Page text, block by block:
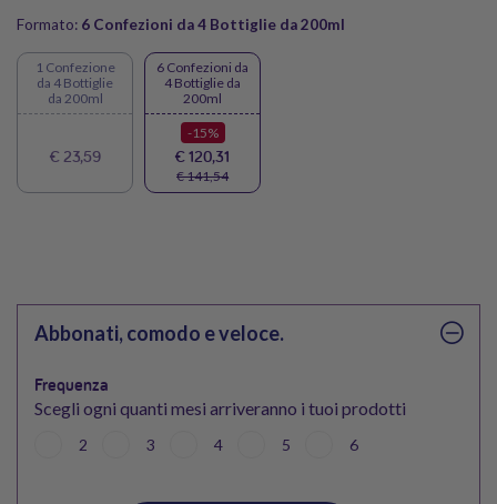
Bottiglie e approfitta dello sconto scorta!
Formato: 6 Confezioni da 4 Bottiglie da 200ml
1 Confezione
da 4 Bottiglie
da 200ml
€ 23,59
6 Confezioni da
4 Bottiglie da
200ml
-15%
€ 120,31
€ 141,54
Abbonati, comodo e veloce.
Frequenza
Scegli ogni quanti mesi arriveranno i tuoi prodotti
2 3 4 5 6